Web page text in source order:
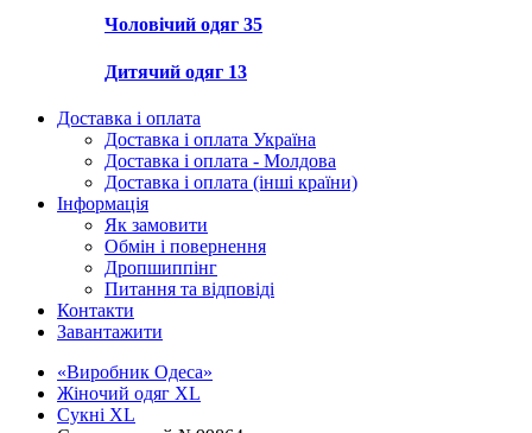
Чоловічий одяг 35
Дитячий одяг 13
Доставка і оплата
Доставка і оплата Україна
Доставка і оплата - Молдова
Доставка і оплата (інші країни)
Інформація
Як замовити
Обмін і повернення
Дропшиппінг
Питання та відповіді
Контакти
Завантажити
«Виробник Одеса»
Жіночий одяг XL
Cукні XL